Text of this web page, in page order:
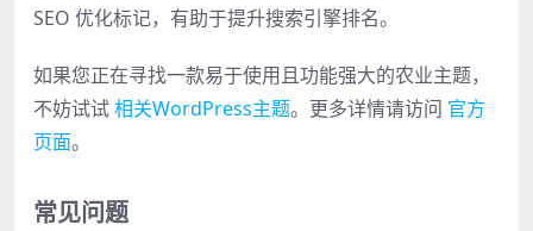
SEO 优化标记，有助于提升搜索引擎排名。
如果您正在寻找一款易于使用且功能强大的农业主题，
不妨试试相关WordPress主题。更多详情请访问 官方
页面。
常见问题